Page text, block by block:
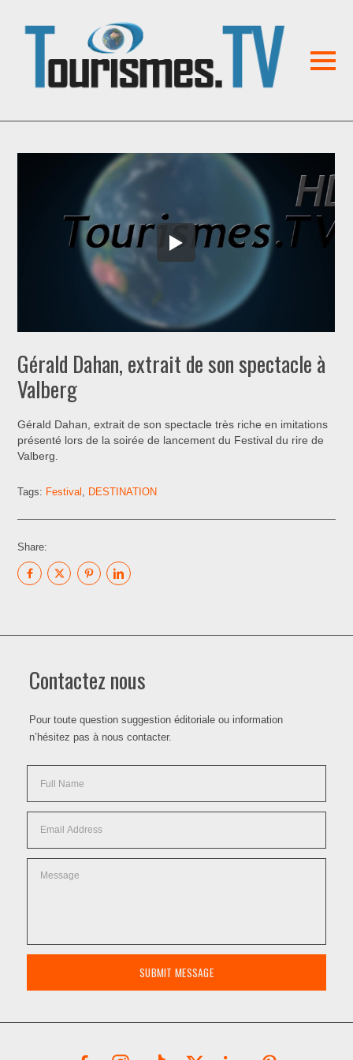
Gérald Dahan, extrait de son spectacle à
Valberg
Gérald Dahan, extrait de son spectacle très riche en imitations
présenté lors de la soirée de lancement du Festival du rire de
Valberg.
Tags: Festival DESTINATION
Share:
Contactez nous
Pour toute question suggestion éditoriale ou information
n’hésitez pas à nous contacter.
SUBMIT MESSAGE